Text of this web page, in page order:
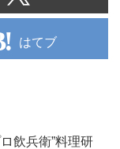
はてブ
飲兵衛”料理研